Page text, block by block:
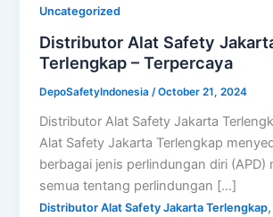
Uncategorized
Distributor Alat Safety
Terlengkap – Terpercaya
DepoSafetyIndonesia /October 21, 2024
Distributor Alat Safety Jakarta
Alat Safety Jakarta Terlengkap
berbagai jenis perlindungan diri (APD)
semua tentang perlindungan […]
Distributor Alat Safety Jakarta Terlengkap,